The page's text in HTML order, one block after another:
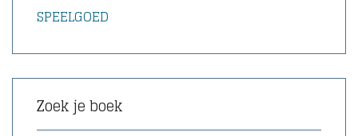
SPEELGOED
Zoek je boek